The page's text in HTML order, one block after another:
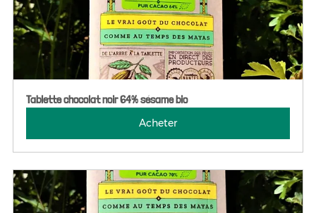
Tablette chocolat noir 64% sésame bio
Acheter